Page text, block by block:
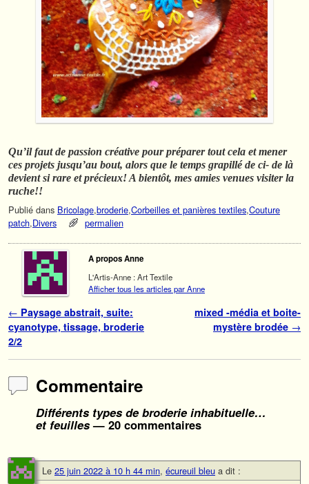
Qu’il faut de passion créative pour préparer tout cela et mener
ces projets jusqu’au bout, alors que le temps grapillé de ci- de là
devient si rare et précieux! A bientôt, mes amies venues visiter la
ruche!!
Publié dans Bricolage,broderie,Corbeilles et panières textiles,Couture
patch,Divers permalien
A propos Anne
L'Artis-Anne : Art Textile
Afficher tous les articles par Anne
Navigation des articles
← Paysage abstrait, suite:
cyanotype, tissage, broderie
2/2
mixed -média et boite-
mystère brodée →
Commentaire
Différents types de broderie inhabituelle…
et feuilles— 20 commentaires
Le 25 juin 2022 à 10 h 44 min, écureuil bleu a dit :